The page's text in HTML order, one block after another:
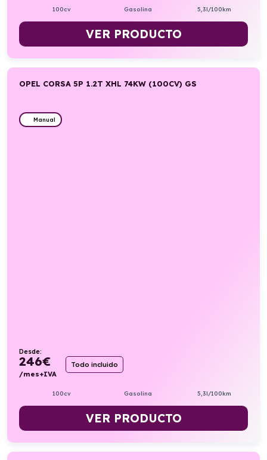
100cv Gasolina 5,3l/100km
VER PRODUCTO
OPEL CORSA 5P 1.2T XHL 74KW (100CV) GS
Manual
Desde:
246€
/mes+IVA
Todo incluido
100cv Gasolina 5,3l/100km
VER PRODUCTO